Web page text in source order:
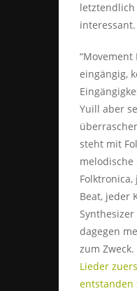
interessant.
“Movement
eingängig,
Yuill aber
steht mit
melodische
Beat, jeder
dagegen
zum
Lieder
entstanden